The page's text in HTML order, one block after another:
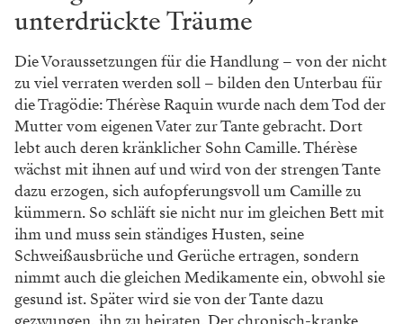
unterdrückte Träume
Die Voraussetzungen für die Handlung – von der nicht
zu viel verraten werden soll – bilden den Unterbau für
die Tragödie: Thérèse Raquin wurde nach dem Tod der
Mutter vom eigenen Vater zur Tante gebracht. Dort
lebt auch deren kränklicher Sohn Camille. Thérèse
wächst mit ihnen auf und wird von der strengen Tante
dazu erzogen, sich aufopferungsvoll um Camille zu
kümmern. So schläft sie nicht nur im gleichen Bett mit
ihm und muss sein ständiges Husten, seine
Schweißausbrüche und Gerüche ertragen, sondern
nimmt auch die gleichen Medikamente ein, obwohl sie
gesund ist. Später wird sie von der Tante dazu